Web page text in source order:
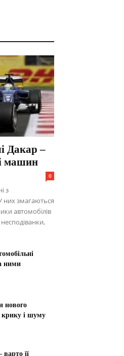
Дакар –
машин
0
з
них змагаються
автомобілів
ними
нового
крику і шуму
її